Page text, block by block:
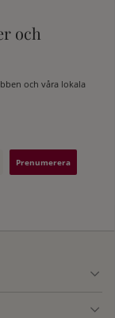
och
och våra lokala